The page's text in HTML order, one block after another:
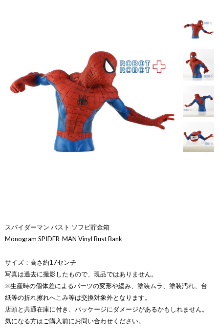
スパイダーマン バスト ソフビ貯金箱
Monogram SPIDER-MAN Vinyl Bust Bank
サイズ：高さ約17センチ
写真は過去に撮影したもので、現品ではありません。
※生産時の個体差によるパーツの変形や緩み、塗装ムラ、塗装汚れ、台
紙等の折れ擦れへこみ等は交換対象外となります。
店頭と共通在庫に付き、パッケージにダメージがあるかもしれません。
気になる方はご購入前にお問い合わせください。